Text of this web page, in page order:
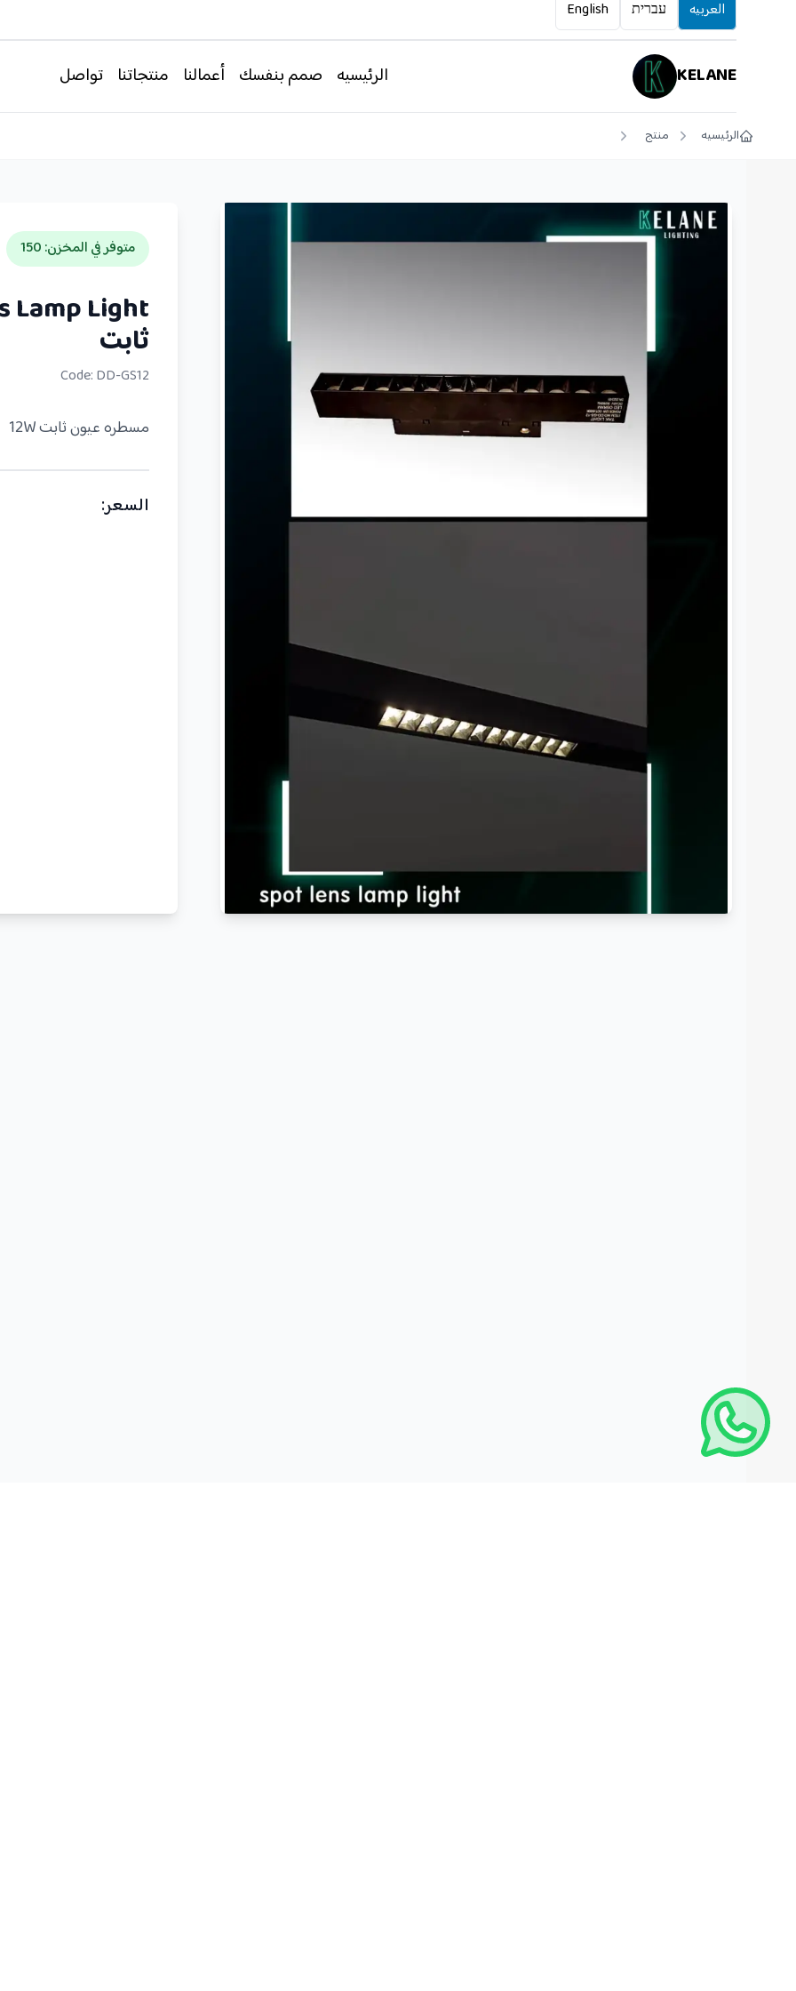
العربيه עברית English
KELANE الرئيسيه صمم بنفسك أعمالنا منتجاتنا تواصل
الرئيسيه منتج
متوفر في المخزن:
150
ثابت
Code:DD-GS12
مسطره عيون ثابت 12W
السعر: